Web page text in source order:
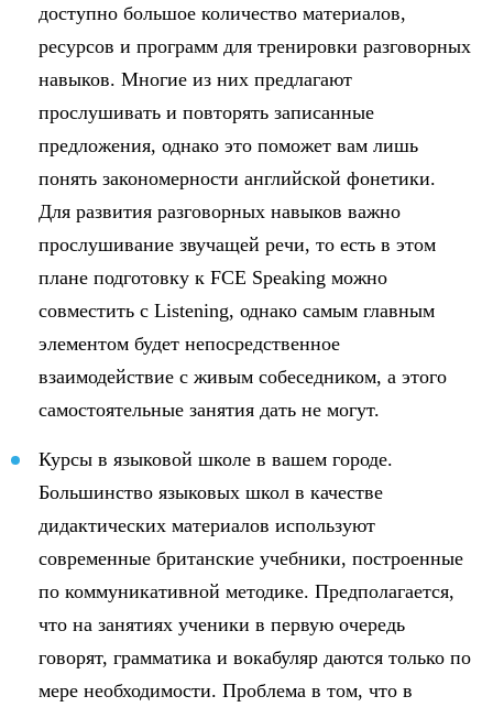
доступно большое количество материалов,
ресурсов и программ для тренировки разговорных
навыков. Многие из них предлагают
прослушивать и повторять записанные
предложения, однако это поможет вам лишь
понять закономерности английской фонетики.
Для развития разговорных навыков важно
прослушивание звучащей речи, то есть в этом
плане подготовку к FCE Speaking можно
совместить с Listening, однако самым главным
элементом будет непосредственное
взаимодействие с живым собеседником, а этого
самостоятельные занятия дать не могут.
Курсы в языковой школе в вашем городе.
Большинство языковых школ в качестве
дидактических материалов используют
современные британские учебники, построенные
по коммуникативной методике. Предполагается,
что на занятиях ученики в первую очередь
говорят, грамматика и вокабуляр даются только по
мере необходимости. Проблема в том, что в